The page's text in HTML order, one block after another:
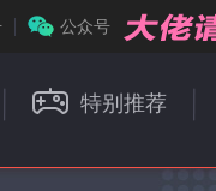
公众号
特别推荐